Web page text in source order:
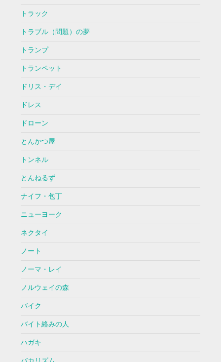
トラック
トラブル（問題）の夢
トランプ
トランペット
ドリス・デイ
ドレス
ドローン
とんかつ屋
トンネル
とんねるず
ナイフ・包丁
ニューヨーク
ネクタイ
ノート
ノーマ・レイ
ノルウェイの森
バイク
バイト絡みの人
ハガキ